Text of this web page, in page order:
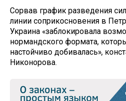
Сорвав график разведения
линии соприкосновения в
Украина «заблокировала
нормандского формата,
настойчиво добивалась»,
Никонорова.